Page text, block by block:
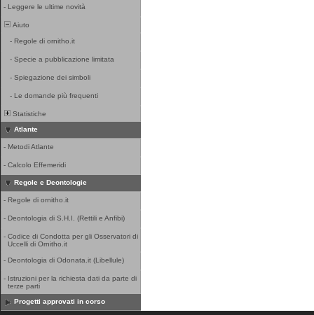
- Leggere le ultime novità
Aiuto
- Regole di ornitho.it
- Specie a pubblicazione limitata
- Spiegazione dei simboli
- Le domande più frequenti
Statistiche
Atlante
- Metodi Atlante
- Calcolo Effemeridi
Regole e Deontologie
- Regole di ornitho.it
- Deontologia di S.H.I. (Rettili e Anfibi)
- Codice di Condotta per gli Osservatori di
Uccelli di Ornitho.it
- Deontologia di Odonata.it (Libellule)
- Istruzioni per la richiesta dati da parte di
terze parti
Progetti approvati in corso